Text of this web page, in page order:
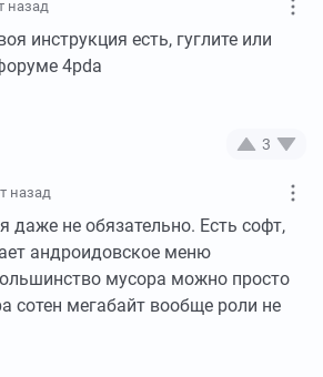
назад
инструкция есть, гуглите или
4pda
3
назад
даже не обязательно. Есть софт,
андроидовское меню
мусора можно просто
сотен мегабайт вообще роли не